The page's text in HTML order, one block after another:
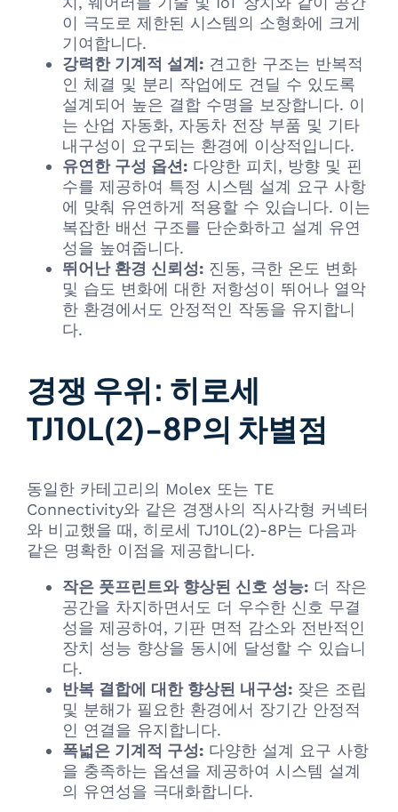
이 극도로 제한된 시스템의 소형화에 크게
기여합니다.
강력한 기계적 설계: 견고한 구조는 반복적
인 체결 및 분리 작업에도 견딜 수 있도록
설계되어 높은 결합 수명을 보장합니다. 이
는 산업 자동화, 자동차 전장 부품 및 기타
내구성이 요구되는 환경에 이상적입니다.
유연한 구성 옵션: 다양한 피치, 방향 및 핀
수를 제공하여 특정 시스템 설계 요구 사항
에 맞춰 유연하게 적용할 수 있습니다. 이는
복잡한 배선 구조를 단순화하고 설계 유연
성을 높여줍니다.
뛰어난 환경 신뢰성: 진동, 극한 온도 변화
및 습도 변화에 대한 저항성이 뛰어나 열악
한 환경에서도 안정적인 작동을 유지합니
다.
경쟁 우위: 히로세
TJ10L(2)-8P의 차별점
동일한 카테고리의 Molex 또는 TE
Connectivity와 같은 경쟁사의 직사각형 커넥터
와 비교했을 때, 히로세 TJ10L(2)-8P는 다음과
같은 명확한 이점을 제공합니다.
작은 풋프린트와 향상된 신호 성능: 더 작은
공간을 차지하면서도 더 우수한 신호 무결
성을 제공하여, 기판 면적 감소와 전반적인
장치 성능 향상을 동시에 달성할 수 있습니
다.
반복 결합에 대한 향상된 내구성: 잦은 조립
및 분해가 필요한 환경에서 장기간 안정적
인 연결을 유지합니다.
폭넓은 기계적 구성: 다양한 설계 요구 사항
을 충족하는 옵션을 제공하여 시스템 설계
의 유연성을 극대화합니다.